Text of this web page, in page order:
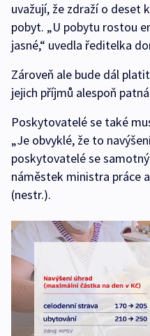
uvažují, že zdraží o deset
pobyt. „U pobytu rostou
jasné,“ uvedla ředitelka
Zároveň ale bude dál
jejich příjmů alespoň
Poskytovatelé se také
„Je obvyklé, že to
poskytovatelé se
náměstek ministra práce
(nestr.).